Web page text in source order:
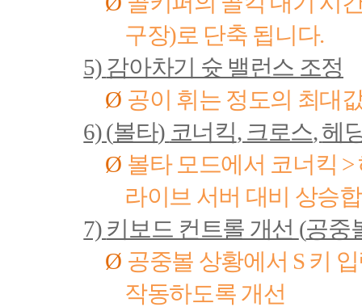
구장)로 단축 됩니다.
5) 감아차기 슛 밸런스 조정
Ø 공이 휘는 정도의 최대
6) (볼타) 코너킥, 크로스,헤
Ø 볼타 모드에서 코너킥 >
라이브 서버 대비 상승
7) 키보드 컨트롤 개선 (공중
Ø 공중볼 상황에서 S 키
작동하도록 개선